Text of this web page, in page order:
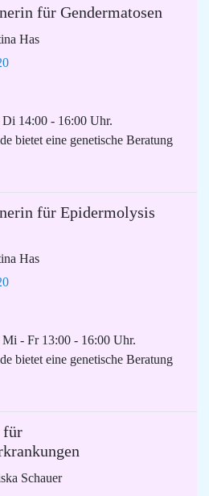
für Gendermatosen
Has
Di 14:00 - 16:00 Uhr.
bietet eine genetische Beratung
für Epidermolysis
Has
Mi - Fr 13:00 - 16:00 Uhr.
bietet eine genetische Beratung
für
Schauer